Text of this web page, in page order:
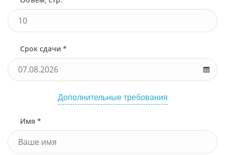
Срок сдачи *
Дополнительные требования
Имя *